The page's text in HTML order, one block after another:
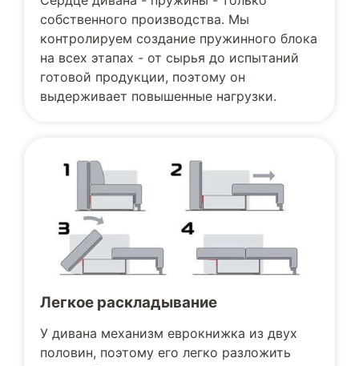
собственного производства. Мы
контролируем создание пружинного блока
на всех этапах - от сырья до испытаний
готовой продукции, поэтому он
выдерживает повышенные нагрузки.
Легкое раскладывание
У дивана механизм еврокнижка из двух
половин, поэтому его легко разложить